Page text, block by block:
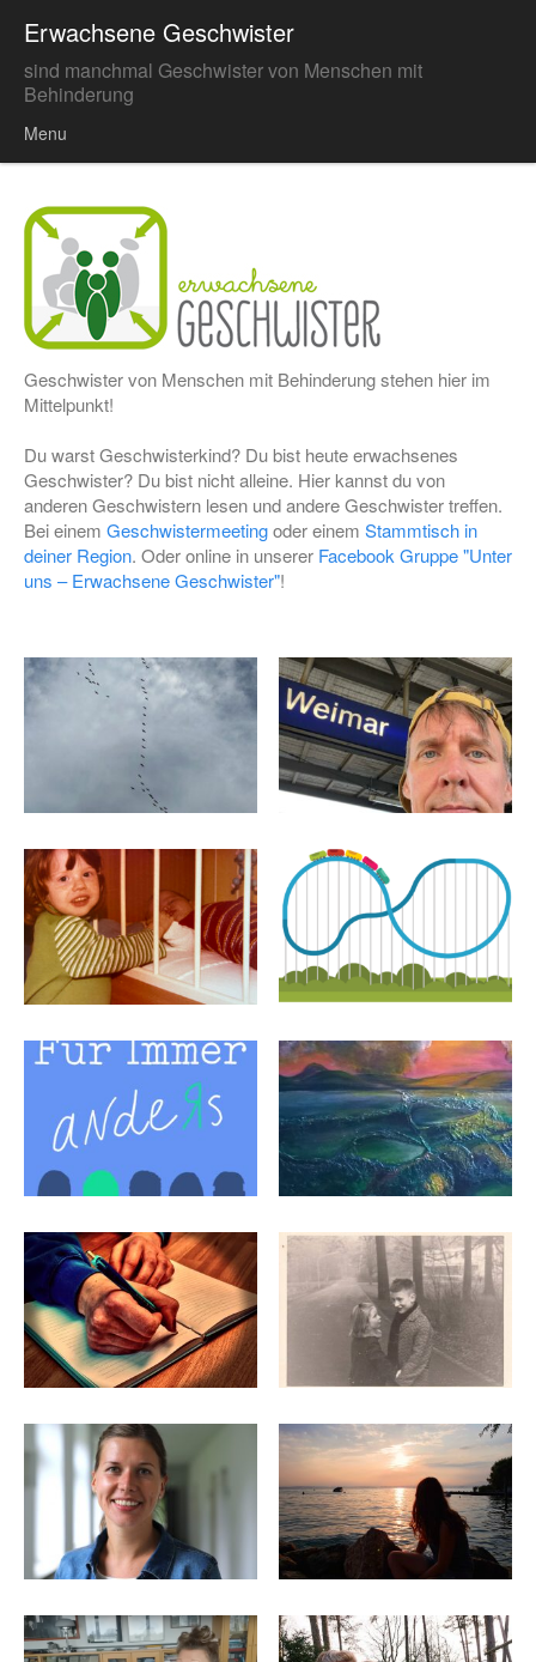
Erwachsene Geschwister
sind manchmal Geschwister von Menschen mit
Behinderung
Menu
Geschwister von Menschen mit Behinderung stehen hier im
Mittelpunkt!
Du warst Geschwisterkind? Du bist heute erwachsenes
Geschwister? Du bist nicht alleine. Hier kannst du von
anderen Geschwistern lesen und andere Geschwister treffen.
Bei einem Geschwistermeetingoder einem Stammtisch in
deiner Region. Oder online in unserer Facebook Gruppe "Unter
uns – Erwachsene Geschwister"!